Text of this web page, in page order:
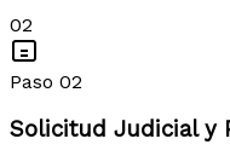
02
Paso 02
Solicitud Judicial y